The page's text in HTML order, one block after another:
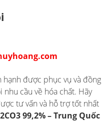
hạnh được phục vụ và đồng
cầu về hóa chất. Hãy
tư vấn và hỗ trợ tốt nhất
99,2% – Trung Quốc